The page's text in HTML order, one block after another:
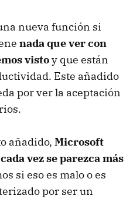
nueva función si
nada que ver con
vistoy que están
Este añadido
por ver la aceptación
añadido, Microsoft
vez se parezca más
si eso es malo o es
por ser un